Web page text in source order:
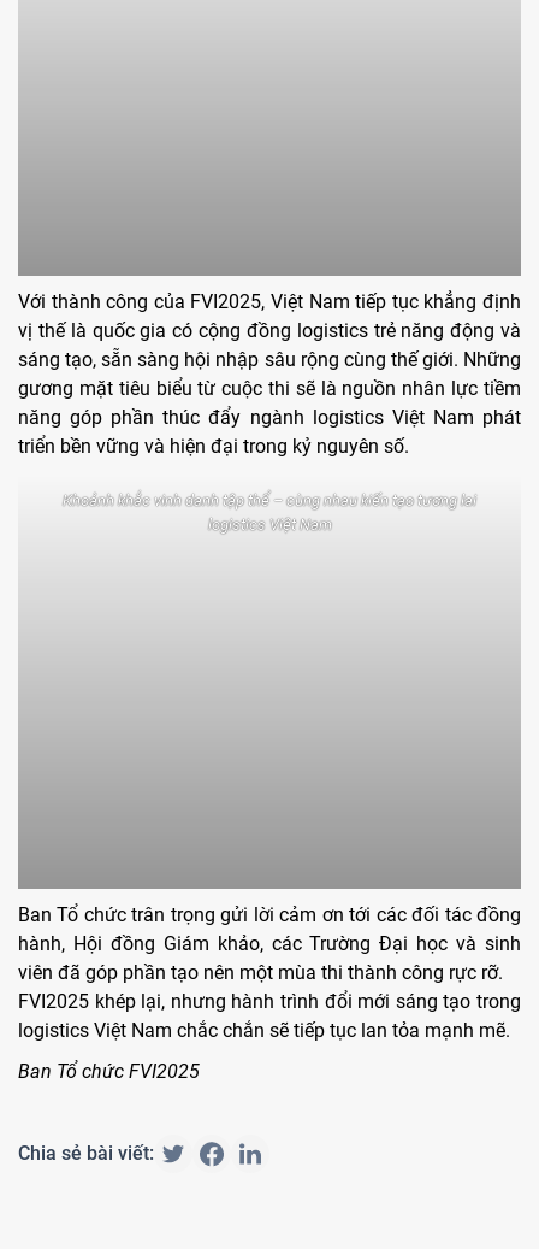
Với thành công của FVI2025, Việt Nam tiếp tục khẳng định
vị thế là quốc gia có cộng đồng logistics trẻ năng động và
sáng tạo, sẵn sàng hội nhập sâu rộng cùng thế giới. Những
gương mặt tiêu biểu từ cuộc thi sẽ là nguồn nhân lực tiềm
năng góp phần thúc đẩy ngành logistics Việt Nam phát
triển bền vững và hiện đại trong kỷ nguyên số.
Khoảnh khắc vinh danh tập thể – cùng nhau kiến tạo tương lai
logistics Việt Nam
Ban Tổ chức trân trọng gửi lời cảm ơn tới các đối tác đồng
hành, Hội đồng Giám khảo, các Trường Đại học và sinh
viên đã góp phần tạo nên một mùa thi thành công rực rỡ.
FVI2025 khép lại, nhưng hành trình đổi mới sáng tạo trong
logistics Việt Nam chắc chắn sẽ tiếp tục lan tỏa mạnh mẽ.
Ban Tổ chức FVI2025
Chia sẻ bài viết: